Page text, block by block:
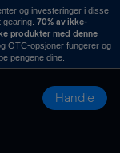
og investeringer i disse
70% av ikke-
produkter med denne
OTC-opsjoner fungerer og
pengene dine.
Handle